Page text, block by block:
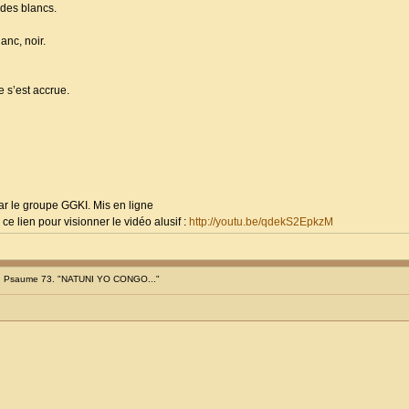
blancs.
noir.
s’est accrue.
le groupe GGKI. Mis en ligne
ce lien pour visionner le vidéo alusif : http://youtu.be/qdekS2EpkzM
73. "NATUNI YO CONGO..."